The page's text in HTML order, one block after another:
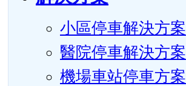
小區停車解決方案
醫院停車解決方案
機場車站停車方案